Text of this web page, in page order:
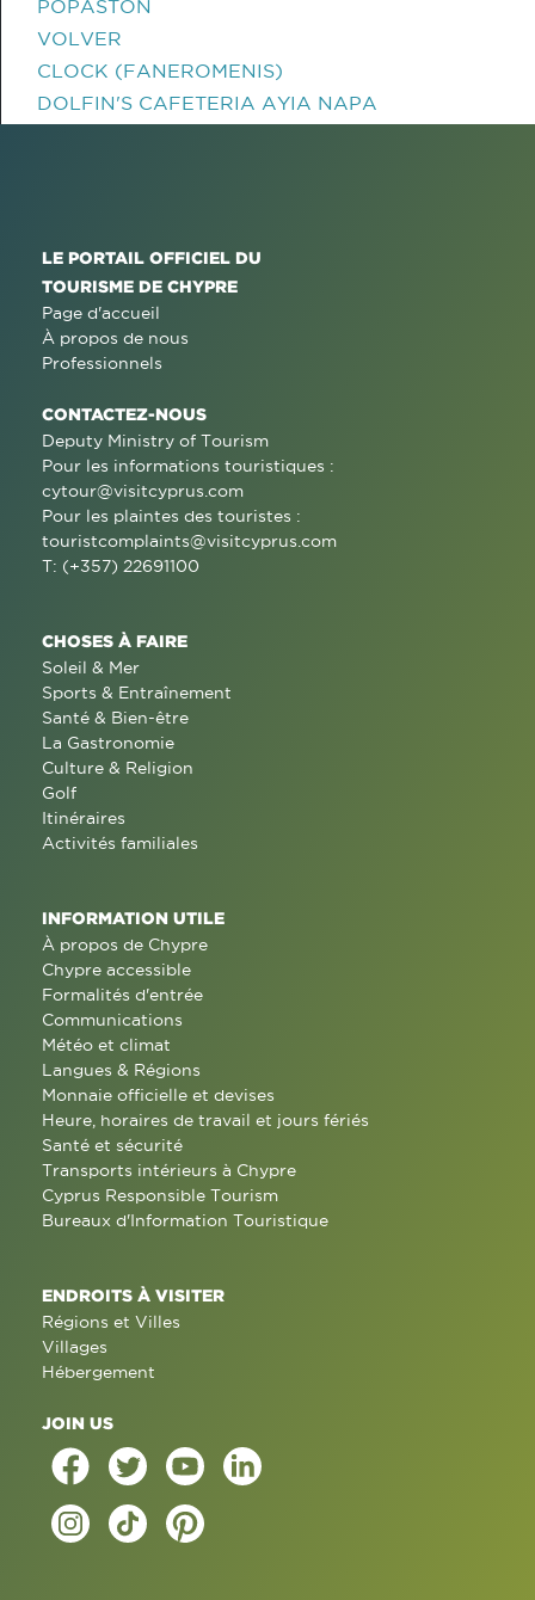
POPASTON
VOLVER
CLOCK (FANEROMENIS)
DOLFIN'S CAFETERIA AYIA NAPA
LE PORTAIL OFFICIEL DU
TOURISME DE CHYPRE
Page d'accueil
À propos de nous
Professionnels
CONTACTEZ-NOUS
Deputy Ministry of Tourism
Pour les informations touristiques :
cytour@visitcyprus.com
Pour les plaintes des touristes :
touristcomplaints@visitcyprus.com
T: (+357) 22691100
CHOSES À FAIRE
Soleil & Mer
Sports & Entraînement
Santé & Bien-être
La Gastronomie
Culture & Religion
Golf
Itinéraires
Activités familiales
INFORMATION UTILE
À propos de Chypre
Chypre accessible
Formalités d'entrée
Communications
Météo et climat
Langues & Régions
Monnaie officielle et devises
Heure, horaires de travail et jours fériés
Santé et sécurité
Transports intérieurs à Chypre
Cyprus Responsible Tourism
Bureaux d'Information Touristique
ENDROITS À VISITER
Régions et Villes
Villages
Hébergement
JOIN US